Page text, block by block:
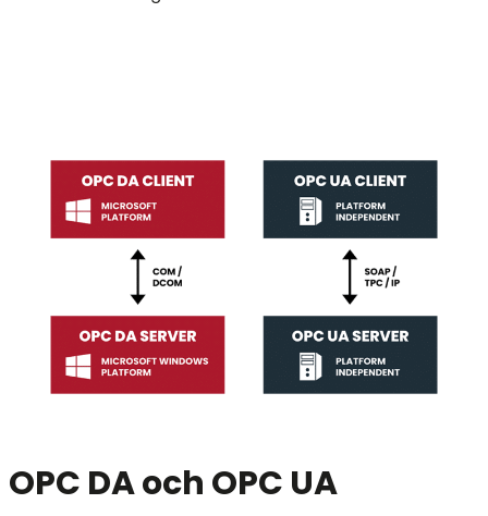
OPC DA och OPC UA